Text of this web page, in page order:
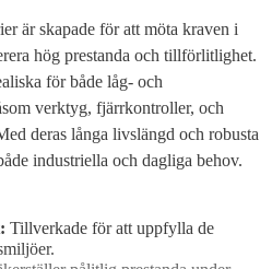
är skapade för att möta kraven i
hög prestanda och tillförlitlighet.
för både låg- och
verktyg, fjärrkontroller, och
deras långa livslängd och robusta
industriella och dagliga behov.
Tillverkade för att uppfylla de